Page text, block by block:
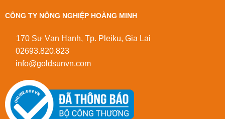
CÔNG TY NÔNG NGHIỆP HOÀNG MINH
170 Sư Vạn Hạnh, Tp. Pleiku, Gia Lai
02693.820.823
info@goldsunvn.com